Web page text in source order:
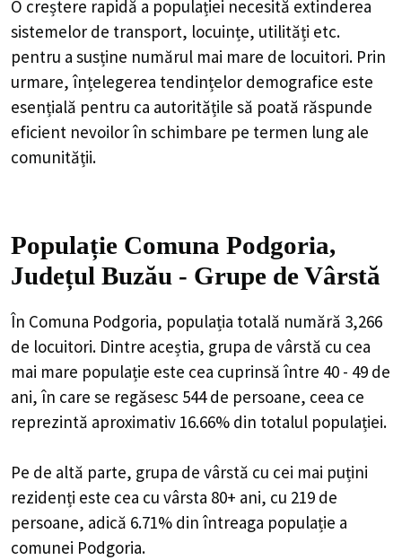
O creștere rapidă a populației necesită extinderea
sistemelor de transport, locuințe, utilități etc.
pentru a susține numărul mai mare de locuitori. Prin
urmare, înțelegerea tendințelor demografice este
esențială pentru ca autoritățile să poată răspunde
eficient nevoilor în schimbare pe termen lung ale
comunității.
Populație Comuna Podgoria,
Județul Buzău - Grupe de Vârstă
În Comuna Podgoria, populația totală numără 3,266
de locuitori. Dintre aceștia, grupa de vârstă cu cea
mai mare populație este cea cuprinsă între 40 - 49 de
ani, în care se regăsesc 544 de persoane, ceea ce
reprezintă aproximativ 16.66% din totalul populației.
Pe de altă parte, grupa de vârstă cu cei mai puțini
rezidenți este cea cu vârsta 80+ ani, cu 219 de
persoane, adică 6.71% din întreaga populație a
comunei Podgoria.